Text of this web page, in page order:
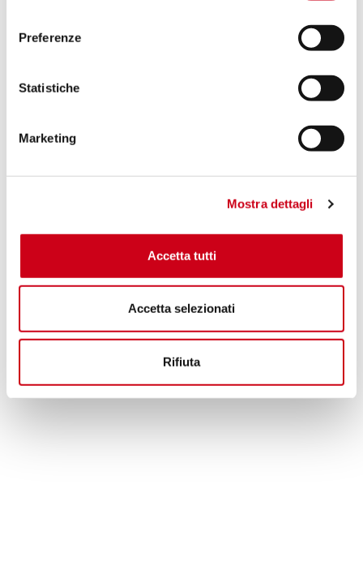
Preferenze
Statistiche
Marketing
Mostra dettagli
Accetta tutti
Accetta selezionati
Rifiuta
260,00 CHF
DÉTAILS
PRODUIT
pour Vespa
260,00 CHF
DÉTAILS